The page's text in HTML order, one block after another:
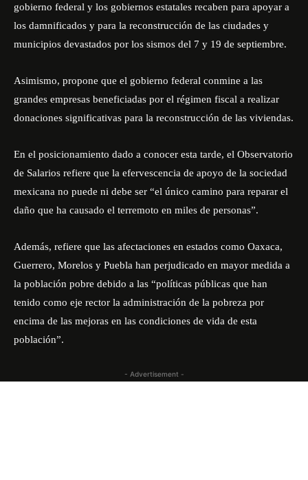
gobierno federal y los gobiernos estatales recaben para apoyar a
los damnificados y para la reconstrucción de las ciudades y
municipios devastados por los sismos del 7 y 19 de septiembre.
Asimismo, propone que el gobierno federal conmine a las
grandes empresas beneficiadas por el régimen fiscal a realizar
donaciones significativas para la reconstrucción de las viviendas.
En el posicionamiento dado a conocer esta tarde, el Observatorio
de Salarios refiere que la efervescencia de apoyo de la sociedad
mexicana no puede ni debe ser “el único camino para reparar el
daño que ha causado el terremoto en miles de personas”.
Además, refiere que las afectaciones en estados como Oaxaca,
Guerrero, Morelos y Puebla han perjudicado en mayor medida a
la población pobre debido a las “políticas públicas que han
tenido como eje rector la administración de la pobreza por
encima de las mejoras en las condiciones de vida de esta
población”.
- Advertisement -